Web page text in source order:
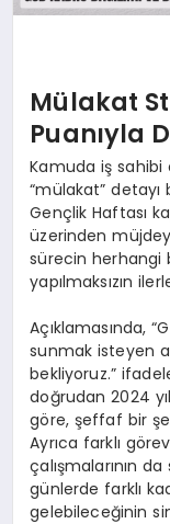
Mülakat
Puanıyla
Kamuda iş
“mülakat”
Gençlik Haftası
üzerinden
sürecin herhangi
yapılmaksızın
Açıklamasında,
sunmak isteyen
bekliyoruz.”
doğrudan 2024
göre, şeffaf bir
Ayrıca farklı
çalışmalarının
günlerde farklı
gelebileceğinin